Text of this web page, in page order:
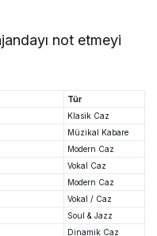
not etmeyi
Tür
Klasik Caz
Müzikal Kabare
Modern Caz
Vokal Caz
Modern Caz
Vokal / Caz
Soul & Jazz
Dinamik Caz